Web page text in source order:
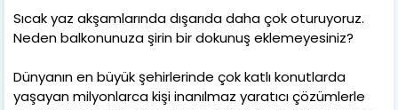
Sıcak yaz akşamlarında dışarıda daha çok oturuyoruz.
Neden balkonunuza şirin bir dokunuş eklemeyesiniz?
Dünyanın en büyük şehirlerinde çok katlı konutlarda
yaşayan milyonlarca kişi inanılmaz yaratıcı çözümlerle